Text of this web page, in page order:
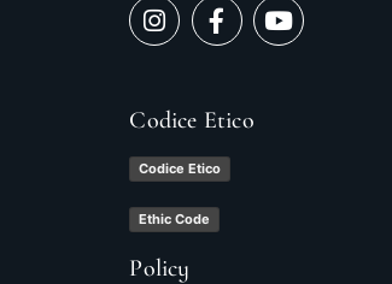
Codice Etico
Codice Etico
Ethic Code
Policy